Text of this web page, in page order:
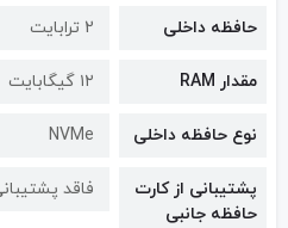
حافظه داخلی 2 ترابایت
مقدار RAM ۱۲ گیگابایت
نوع حافظه داخلی NVMe
پشتیبانی از کارت
حافظه جانبی
فاقد